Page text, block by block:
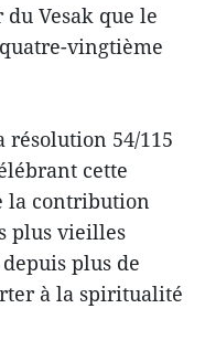
du Vesak que le
vingtième
résolution 54/115
cette
la contribution
plus vieilles
plus de
à la spiritualité